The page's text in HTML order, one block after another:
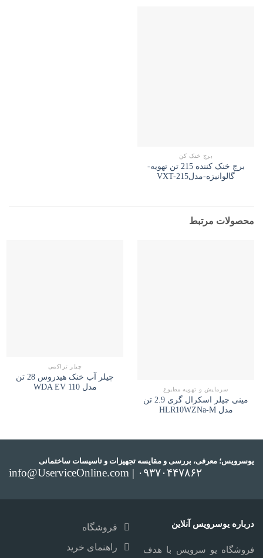
برج خنک کن
برج خنک کننده 215 تن تهویه-
گالوانیزه-مدلVXT-215
محصولات مرتبط
سرمایش و تهویه مطبوع
مینی چیلر اسکرال گری 2.9 تن
مدل HLR10WZNa-M
چیلر تراکمی
چیلر آب خنک هیدروس 28 تن
مدل WDA EV 110
یوسرویس؛ معرفی، بررسی و مقایسه تجهیزات و تاسیسات ساختمانی
info@UserviceOnline.com | ۰۹۳۷۰۴۴۷۸۶۲
درباره یوسرویس آنلاین
فروشگاه یو سرویس با هدف
فروشگاه
راهنمای خرید